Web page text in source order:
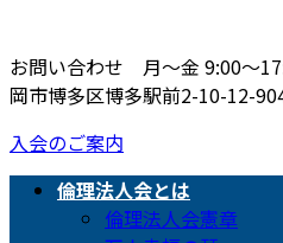
お問い合わせ 月〜金 9:00〜
岡市博多区博多駅前2-10-12-
入会のご案内
倫理法人会とは
倫理法人会憲章